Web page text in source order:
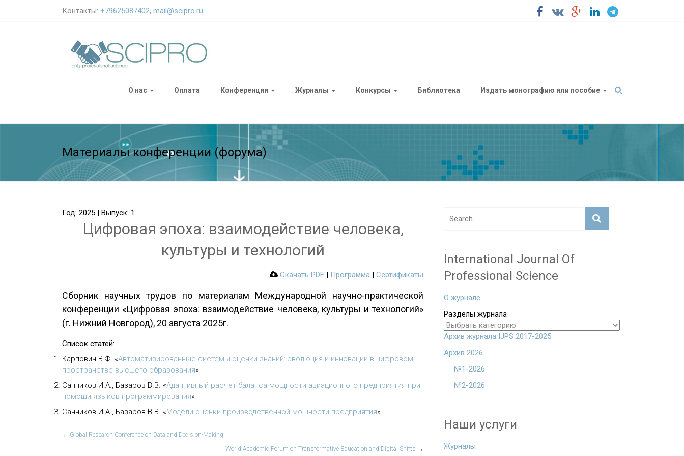
Контакты: +79625087402, mail@scipro.ru
О нас Оплата Конференции Журналы Конкурсы Библиотека Издать монографию или пособие
Материалы конференции (форума)
Год: 2025 | Выпуск: 1
Цифровая эпоха: взаимодействие человека,
культуры и технологий
Скачать PDF | Программа | Сертификаты
Сборник научных трудов по материалам Международной научно-практической
конференции «Цифровая эпоха: взаимодействие человека, культуры и технологий»
(г. Нижний Новгород), 20 августа 2025г.
Список статей:
Карпович В.Ф. «Автоматизированные системы оценки знаний: эволюция и инновации в цифровом
пространстве высшего образования»
Санников И.А., Базаров В.В. «Адаптивный расчет баланса мощности авиационного предприятия при
помощи языков программирования»
Санников И.А., Базаров В.В. «Модели оценки производственной мощности предприятия»
← Global Research Conference on Data and Decision-Making
World Academic Forum on Transformative Education and Digital Shifts →
International Journal Of
Professional Science
О журнале
Разделы журнала
Архив журнала IJPS 2017-2025
Архив 2026
№1-2026
№2-2026
Наши услуги
Журналы